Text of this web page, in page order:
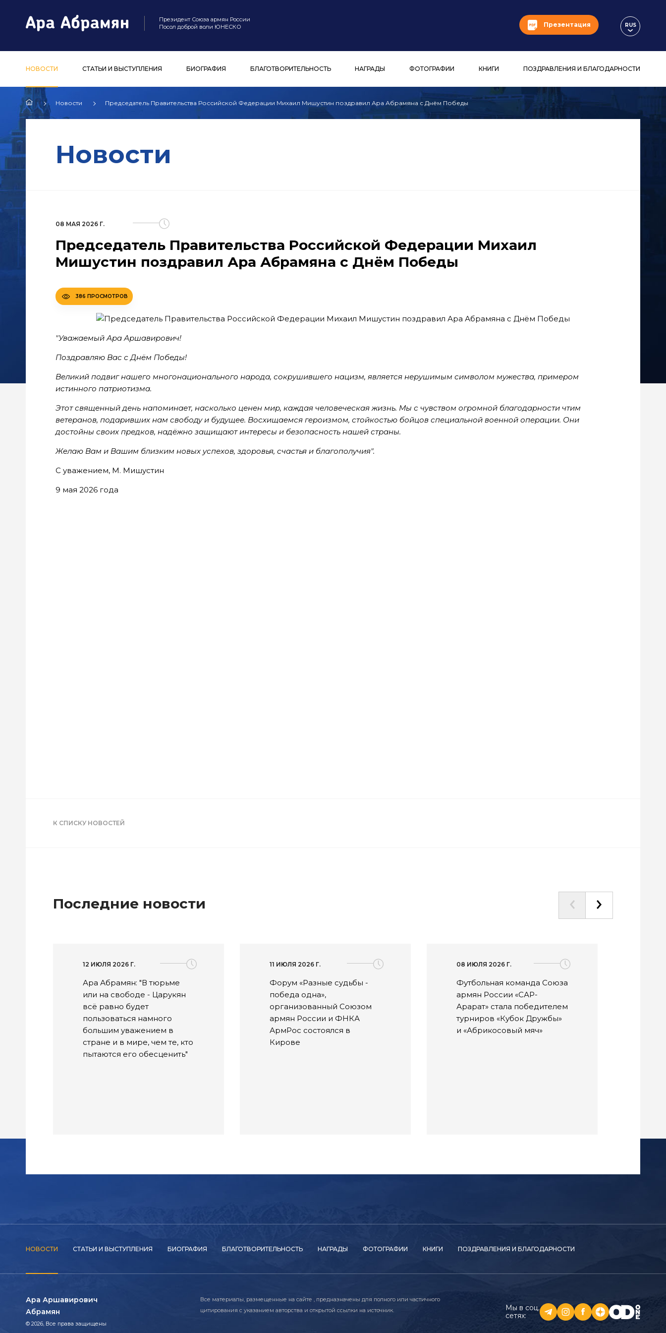
Президент Союза армян России
Посол доброй воли ЮНЕСКО
Презентация RUS
НОВОСТИ СТАТЬИ И ВЫСТУПЛЕНИЯ БИОГРАФИЯ БЛАГОТВОРИТЕЛЬНОСТЬ НАГРАДЫ ФОТОГРАФИИ КНИГИ ПОЗДРАВЛЕНИЯ И БЛАГОДАРНОСТИ
Новости Председатель Правительства Российской Федерации Михаил Мишустин поздравил Ара Абрамяна с Днём Победы
Новости
08 МАЯ 2026 Г.
Председатель Правительства Российской Федерации Михаил
Мишустин поздравил Ара Абрамяна с Днём Победы
386 ПРОСМОТРОВ
"Уважаемый Ара Аршавирович!
Поздравляю Вас с Днём Победы!
Великий подвиг нашего многонационального народа, сокрушившего нацизм, является нерушимым символом мужества, примером
истинного патриотизма.
Этот священный день напоминает, насколько ценен мир, каждая человеческая жизнь. Мы с чувством огромной благодарности чтим
ветеранов, подаривших нам свободу и будущее. Восхищаемся героизмом, стойкостью бойцов специальной военной операции. Они
достойны своих предков, надёжно защищают интересы и безопасность нашей страны.
Желаю Вам и Вашим близким новых успехов, здоровья, счастья и благополучия".
С уважением, М. Мишустин
9 мая 2026 года
К СПИСКУ НОВОСТЕЙ
Последние новости
12 ИЮЛЯ 2026 Г.
Ара Абрамян: "В тюрьме
или на свободе - Царукян
всё равно будет
пользоваться намного
большим уважением в
стране и в мире, чем те, кто
пытаются его обесценить"
11 ИЮЛЯ 2026 Г.
Форум «Разные судьбы -
победа одна»,
организованный Союзом
армян России и ФНКА
АрмРос состоялся в
Кирове
08 ИЮЛЯ 2026 Г.
Футбольная команда Союза
армян России «САР-
Арарат» стала победителем
турниров «Кубок Дружбы»
и «Абрикосовый мяч»
НОВОСТИ СТАТЬИ И ВЫСТУПЛЕНИЯ БИОГРАФИЯ БЛАГОТВОРИТЕЛЬНОСТЬ НАГРАДЫ ФОТОГРАФИИ КНИГИ ПОЗДРАВЛЕНИЯ И БЛАГОДАРНОСТИ
Ара Аршавирович
Абрамян
© 2026, Все права защищены
Все материалы, размещенные на сайте , предназначены для полного или частичного
цитирования с указанием авторства и открытой ссылки на источник.
Мы в соц.
сетях: